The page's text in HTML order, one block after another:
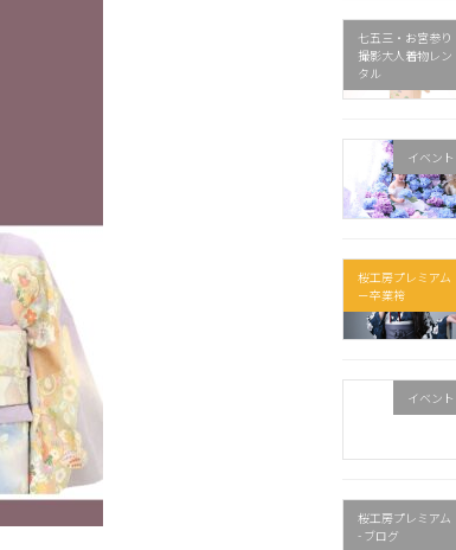
七五三・お宮参り
撮影大人着物レン
タル
イベント
桜工房プレミアム
－卒業袴
イベント
桜工房プレミアム
- ブログ